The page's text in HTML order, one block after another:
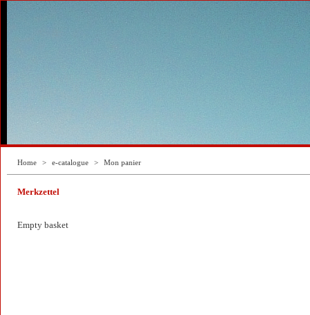
Home > e-catalogue > Mon panier
Merkzettel
Empty basket